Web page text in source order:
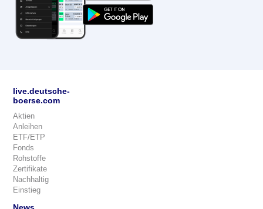
live.deutsche-
boerse.com
Aktien
Anleihen
ETF/ETP
Fonds
Rohstoffe
Zertifikate
Nachhaltig
Einstieg